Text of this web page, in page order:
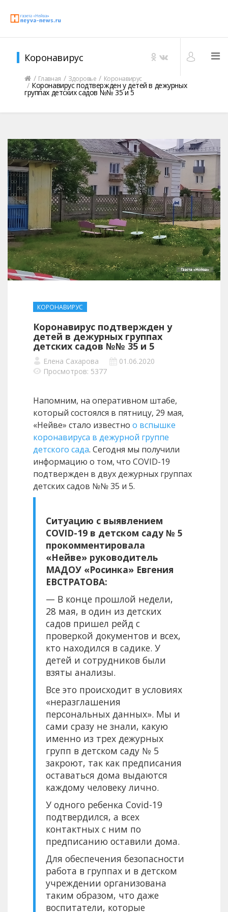
Коронавирус
Главная Здоровье Коронавирус
Коронавирус подтвержден у детей в дежурных
группах детских садов №№ 35 и 5
КОРОНАВИРУС
Коронавирус подтвержден у
детей в дежурных группах
детских садов №№ 35 и 5
Елена Сахарова
01.06.2020
Просмотров: 5377
Напомним, на оперативном штабе,
который состоялся в пятницу, 29 мая,
«Нейве» стало известно о вспышке
коронавируса в дежурной группе
детского сада. Сегодня мы получили
информацию о том, что СOVID-19
подтвержден в двух дежурных группах
детских садов №№ 35 и 5.
Ситуацию с выявлением
COVID-19 в детском саду № 5
прокомментировала
«Нейве» руководитель
МАДОУ «Росинка» Евгения
ЕВСТРАТОВА:
— В конце прошлой недели,
28 мая, в один из детских
садов пришел рейд с
проверкой документов и всех,
кто находился в садике. У
детей и сотрудников были
взяты анализы.
Все это происходит в условиях
«неразглашения
персональных данных». Мы и
сами сразу не знали, какую
именно из трех дежурных
групп в детском саду № 5
закроют, так как предписания
оставаться дома выдаются
каждому человеку лично.
У одного ребенка Covid-19
подтвердился, а всех
контактных с ним по
предписанию оставили дома.
Для обеспечения безопасности
работа в группах и в детском
учреждении организована
таким образом, что даже
воспитатели, которые